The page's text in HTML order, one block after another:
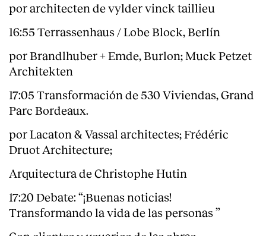
por architecten de vylder vinck taillieu
16:55 Terrassenhaus / Lobe Block, Berlín
por Brandlhuber + Emde, Burlon; Muck Petzet
Architekten
17:05 Transformación de 530 Viviendas, Grand
Parc Bordeaux.
por Lacaton & Vassal architectes; Frédéric
Druot Architecture;
Arquitectura de Christophe Hutin
17:20 Debate: “¡Buenas noticias!
Transformando la vida de las personas ”